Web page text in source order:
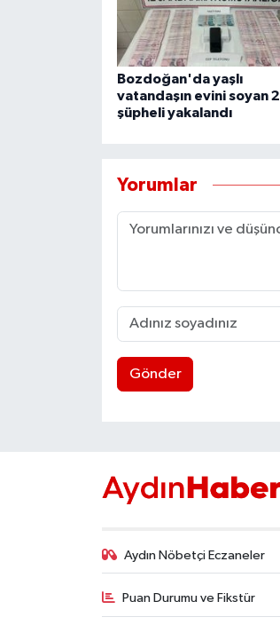
Bozdoğan'da yaşlı
vatandaşın evini soyan 2
şüpheli yakalandı
Yorumlar
Gönder
Aydın Nöbetçi Eczaneler
Puan Durumu ve Fikstür